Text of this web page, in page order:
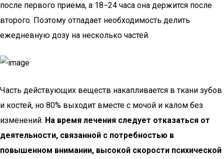
после первого приема, а 18−24 часа она держится после
второго. Поэтому отпадает необходимость делить
ежедневную дозу на несколько частей.
Часть действующих веществ накапливается в ткани зубов
и костей, но 80% выходит вместе с мочой и калом без
изменений. На время лечения следует отказаться от
деятельности, связанной с потребностью в
повышенном внимании, высокой скорости психической